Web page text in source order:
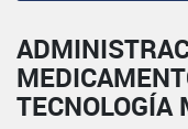
TECNOLOGÍA